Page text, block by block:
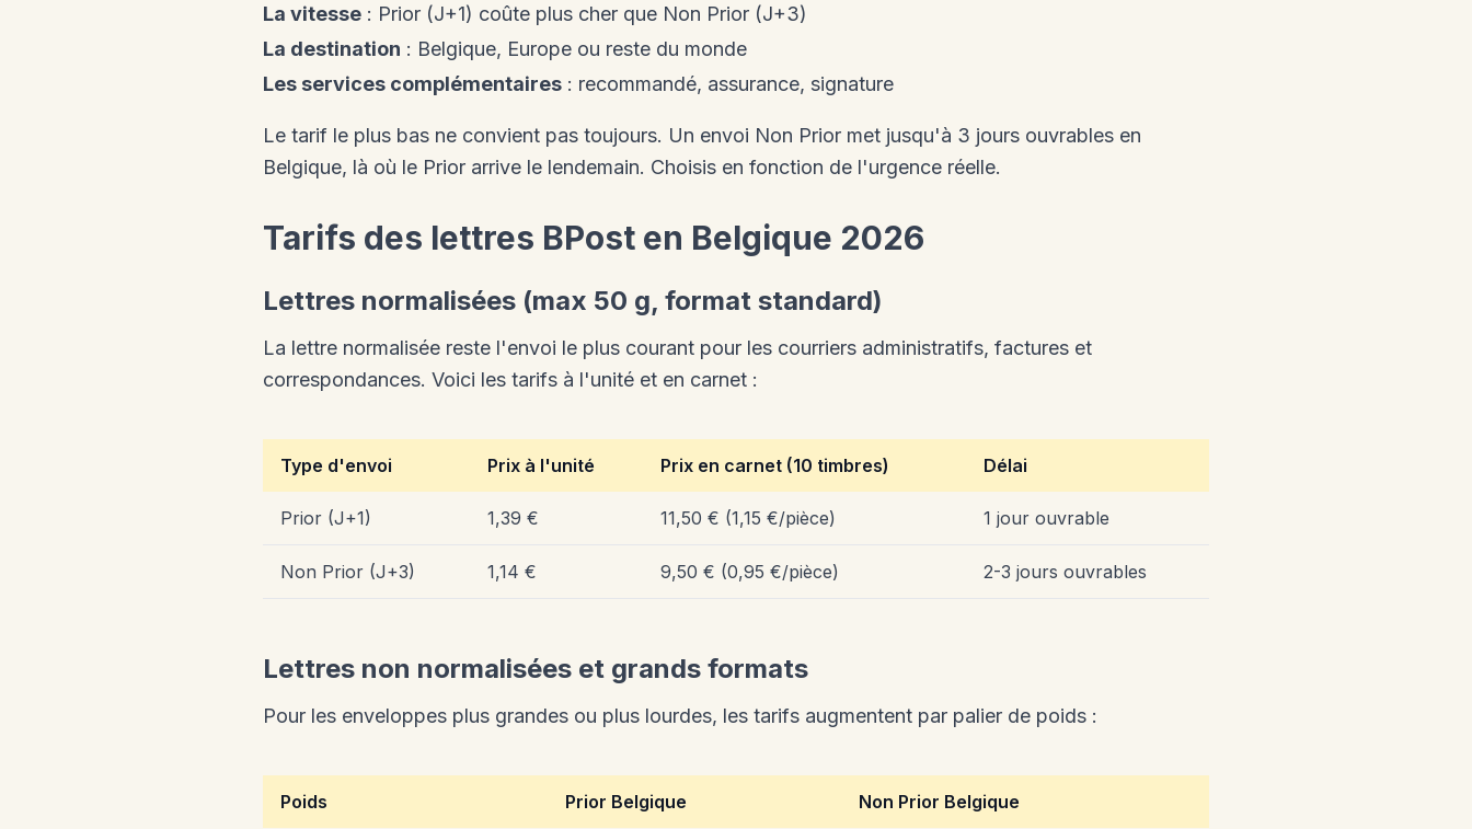
La vitesse : Prior (J+1) coûte plus cher que Non Prior (J+3)
La destination : Belgique, Europe ou reste du monde
Les services complémentaires : recommandé, assurance, signature
Le tarif le plus bas ne convient pas toujours. Un envoi Non Prior met jusqu'à 3 jours ouvrables en
Belgique, là où le Prior arrive le lendemain. Choisis en fonction de l'urgence réelle.
Tarifs des lettres BPost en Belgique 2026
Lettres normalisées (max 50 g, format standard)
La lettre normalisée reste l'envoi le plus courant pour les courriers administratifs, factures et
correspondances. Voici les tarifs à l'unité et en carnet :
Type d'envoi Prix à l'unité Prix en carnet (10 timbres) Délai
Prior (J+1) 1,39 € 11,50 € (1,15 €/pièce) 1 jour ouvrable
Non Prior (J+3) 1,14 € 9,50 € (0,95 €/pièce) 2-3 jours ouvrables
Lettres non normalisées et grands formats
Pour les enveloppes plus grandes ou plus lourdes, les tarifs augmentent par palier de poids :
Poids Prior Belgique Non Prior Belgique